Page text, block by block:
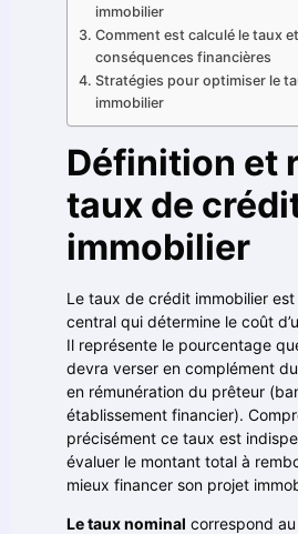
immobilier
Comment est calculé le taux
conséquences financières
Stratégies pour optimiser le
immobilier
Définition et
taux de
immobilier
Le taux de crédit immobilier
central qui détermine le coût
Il représente le pourcentage
devra verser en complément
en rémunération du prêteur
établissement financier).
précisément ce taux est
évaluer le montant total à
mieux financer son projet
Le taux nominal correspond